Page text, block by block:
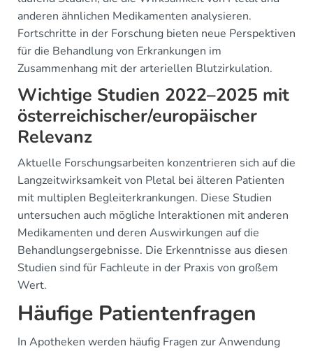
anderen ähnlichen Medikamenten analysieren.
Fortschritte in der Forschung bieten neue Perspektiven
für die Behandlung von Erkrankungen im
Zusammenhang mit der arteriellen Blutzirkulation.
Wichtige Studien 2022–2025 mit
österreichischer/europäischer
Relevanz
Aktuelle Forschungsarbeiten konzentrieren sich auf die
Langzeitwirksamkeit von Pletal bei älteren Patienten
mit multiplen Begleiterkrankungen. Diese Studien
untersuchen auch mögliche Interaktionen mit anderen
Medikamenten und deren Auswirkungen auf die
Behandlungsergebnisse. Die Erkenntnisse aus diesen
Studien sind für Fachleute in der Praxis von großem
Wert.
Häufige Patientenfragen
In Apotheken werden häufig Fragen zur Anwendung